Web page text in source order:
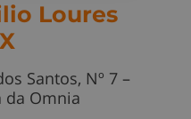
Loures
Santos, Nº 7 –
da Omnia